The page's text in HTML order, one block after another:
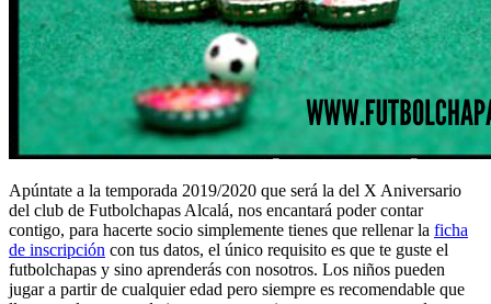
Apúntate a la temporada 2019/2020 que será la del X Aniversario
del club de Futbolchapas Alcalá, nos encantará poder contar
contigo, para hacerte socio simplemente tienes que rellenar la ficha
de inscripción con tus datos, el único requisito es que te guste el
futbolchapas y sino aprenderás con nosotros. Los niños pueden
jugar a partir de cualquier edad pero siempre es recomendable que